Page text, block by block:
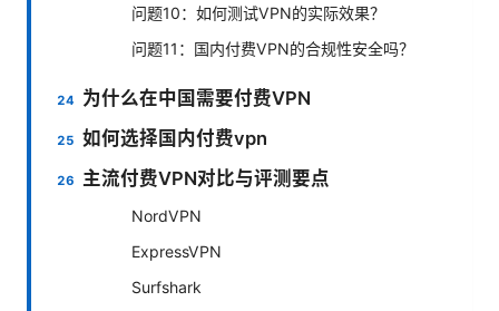
问题10：如何测试VPN的实际效果？
问题11：国内付费VPN的合规性安全吗？
为什么在中国需要付费VPN
如何选择国内付费vpn
主流付费VPN对比与评测要点
NordVPN
ExpressVPN
Surfshark